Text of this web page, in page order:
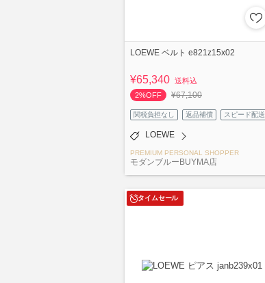
LOEWE ベルト e821z15x02
¥65,340 送料込
2%OFF
¥67,100
関税負担なし 返品補償 スピード配送
LOEWE
PREMIUM PERSONAL SHOPPER
モダンブルーBUYMA店
タイムセール